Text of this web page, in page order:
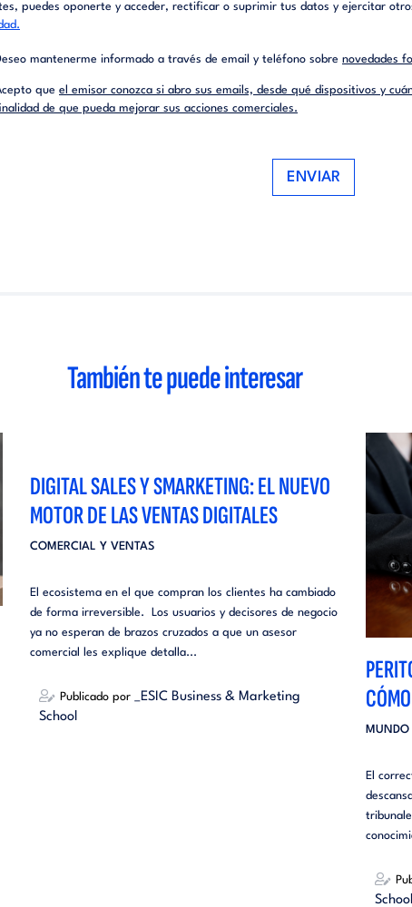
puedes oponerte y acceder, rectificar o suprimir tus datos y ejercitar
mantenerme informado a través de email y teléfono sobre novedades
que el emisor conozca si abro sus emails, desde qué dispositivos y
de que pueda mejorar sus acciones comerciales.
ENVIAR
También te puede interesar
DIGITAL SALES Y SMARKETING: EL NUEVO
MOTOR DE LAS VENTAS DIGITALES
COMERCIAL Y VENTAS
El ecosistema en el que compran los clientes ha cambiado
de forma irreversible. Los usuarios y decisores de negocio
ya no esperan de brazos cruzados a que un asesor
comercial les explique detalla...
Publicado por
_ESIC Business & Marketing
School
MUNDO
El
School